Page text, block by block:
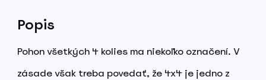
Popis
Pohon všetkých 4 kolies ma niekoľko označení. V
zásade však treba povedať, že 4x4 je jedno z